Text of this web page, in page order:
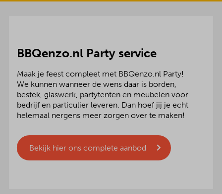
BBQenzo.nl Party service
Maak je feest compleet met BBQenzo.nl Party!
We kunnen wanneer de wens daar is borden,
bestek, glaswerk, partytenten en meubelen voor
bedrijf en particulier leveren. Dan hoef jij je echt
helemaal nergens meer zorgen over te maken!
Bekijk hier ons complete aanbod